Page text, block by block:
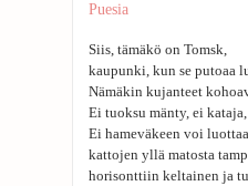
Puesia
Siis, tämäkö on Tomsk,
kaupunki, kun se putoaa
Nämäkin kujanteet
Ei tuoksu mänty, ei
Ei hameväkeen voi
kattojen yllä matosta
horisonttiin keltainen ja